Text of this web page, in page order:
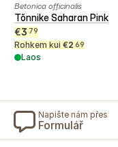
Betonica officinalis
Tõnnike Saharan Pink
€3 79
Rohkem kui €2 69
Laos
Napište nám přes
Formulář